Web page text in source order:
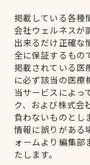
掲載している各種
会社ウェルネスが
出来るだけ正確な
全に保証するもの
掲載されている医
に必ず該当の医療
当サービスによっ
ク、および株式会
負わないものとし
情報に誤りがある
ォームより編集部
たします。